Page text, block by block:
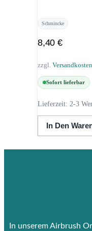
Schmincke
8,40€
zzgl. Versandkosten
Sofort lieferbar
Lieferzeit: 2-3
In Den
In unserem Airbrush